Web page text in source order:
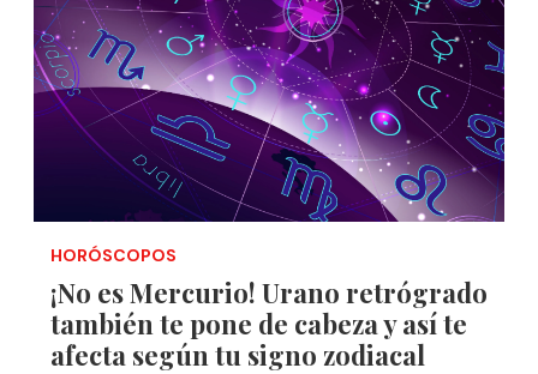
HORÓSCOPOS
¡No es Mercurio! Urano retrógrado
también te pone de cabeza y así te
afecta según tu signo zodiacal